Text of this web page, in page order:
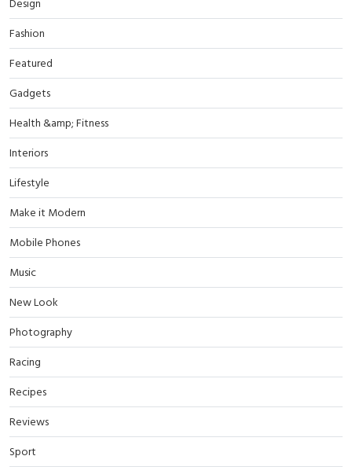
Fashion
Featured
Gadgets
Health &amp; Fitness
Interiors
Lifestyle
Make it Modern
Mobile Phones
Music
New Look
Photography
Racing
Recipes
Reviews
Sport